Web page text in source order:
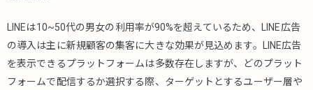
LINEは10~50代の男女の利用率が90%を超えているため、LINE広告
の導入は主に新規顧客の集客に大きな効果が見込めます。LINE広告
を表示できるプラットフォームは多数存在しますが、どのプラット
フォームで配信するか選択する際、ターゲットとするユーザー層や